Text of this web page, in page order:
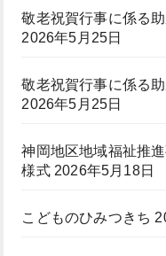
敬老祝賀行事に係る
2026年5月25日
敬老祝賀行事に係る
2026年5月25日
神岡地区地域福祉推
様式 2026年5月18日
こどものひみつきち